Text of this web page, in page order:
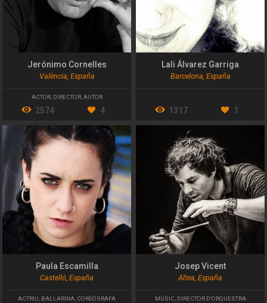
Jerónimo Cornelles
València, España
ACTOR, DIRECTOR, AUTOR
2574 4
Lali Álvarez Garriga
Barcelona, España
1317 1
Paula Escamilla
Castelló, España
ACTRIU, BALLARINA, COREÒGRAFA
Josep Vicent
Altea, España
MÚSIC, DIRECTOR D'ORQUESTRA